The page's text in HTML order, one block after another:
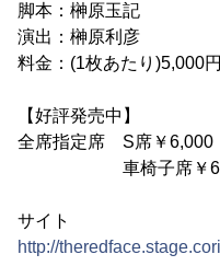
脚本：榊原玉記
演出：榊原利彦
料金：(1枚あたり)5,000
【好評発売中】
全席指定席 S席￥
車椅子席￥
サイト
http://